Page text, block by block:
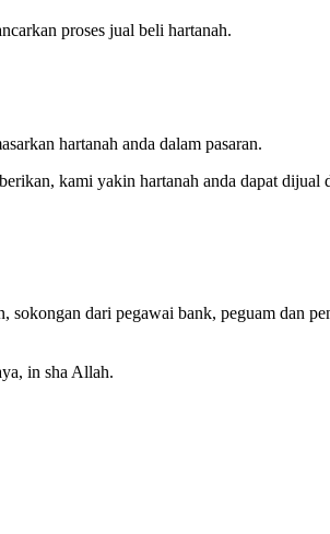
proses jual beli hartanah.
hartanah anda dalam pasaran.
kami yakin hartanah anda dapat dijual
dari pegawai bank, peguam dan
in sha Allah.